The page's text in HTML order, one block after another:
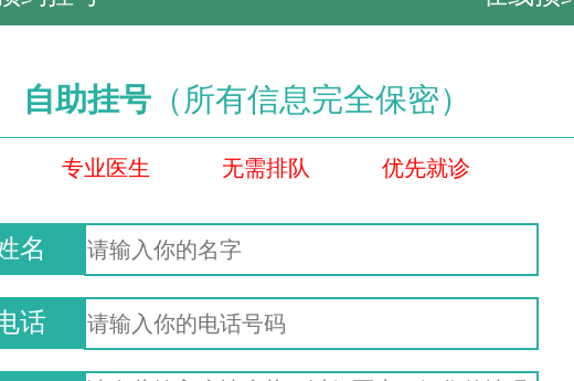
自助挂号 （所有信息完全保密）
专业医生 无需排队 优先就诊
名
话